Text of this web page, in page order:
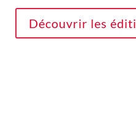
Découvrir les